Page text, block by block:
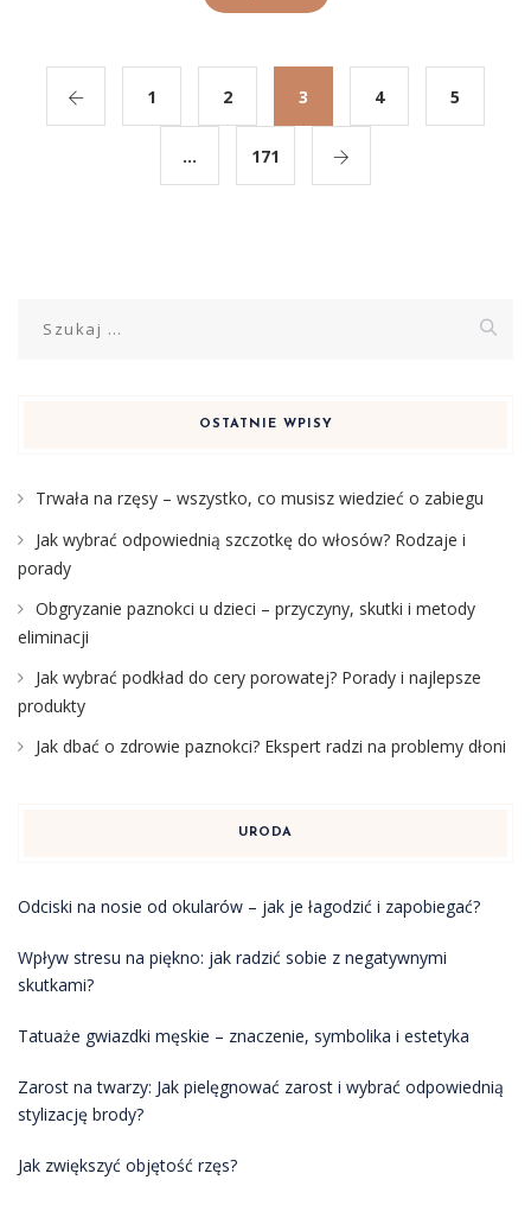
1 2 3 4 5
… 171
OSTATNIE WPISY
Trwała na rzęsy – wszystko, co musisz wiedzieć o zabiegu
Jak wybrać odpowiednią szczotkę do włosów? Rodzaje i
porady
Obgryzanie paznokci u dzieci – przyczyny, skutki i metody
eliminacji
Jak wybrać podkład do cery porowatej? Porady i najlepsze
produkty
Jak dbać o zdrowie paznokci? Ekspert radzi na problemy dłoni
URODA
Odciski na nosie od okularów – jak je łagodzić i zapobiegać?
Wpływ stresu na piękno: jak radzić sobie z negatywnymi
skutkami?
Tatuaże gwiazdki męskie – znaczenie, symbolika i estetyka
Zarost na twarzy: Jak pielęgnować zarost i wybrać odpowiednią
stylizację brody?
Jak zwiększyć objętość rzęs?